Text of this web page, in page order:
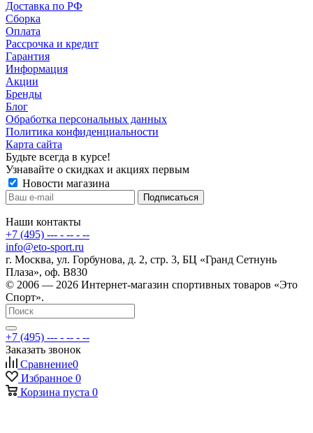
Доставка по РФ
Сборка
Оплата
Рассрочка и кредит
Гарантия
Информация
Акции
Бренды
Блог
Обработка персональных данных
Политика конфиденциальности
Карта сайта
Будьте всегда в курсе!
Узнавайте о скидках и акциях первым
Новости магазина
Наши контакты
+7 (495) --- - -- - --
info@eto-sport.ru
г. Москва, ул. Горбунова, д. 2, стр. 3, БЦ «Гранд Сетнунь
Плаза», оф. В830
© 2006 — 2026 Интернет-магазин спортивных товаров «Это
Спорт».
+7 (495) --- - -- - --
Заказать звонок
Сравнение0
Избранное 0
Корзина пуста 0